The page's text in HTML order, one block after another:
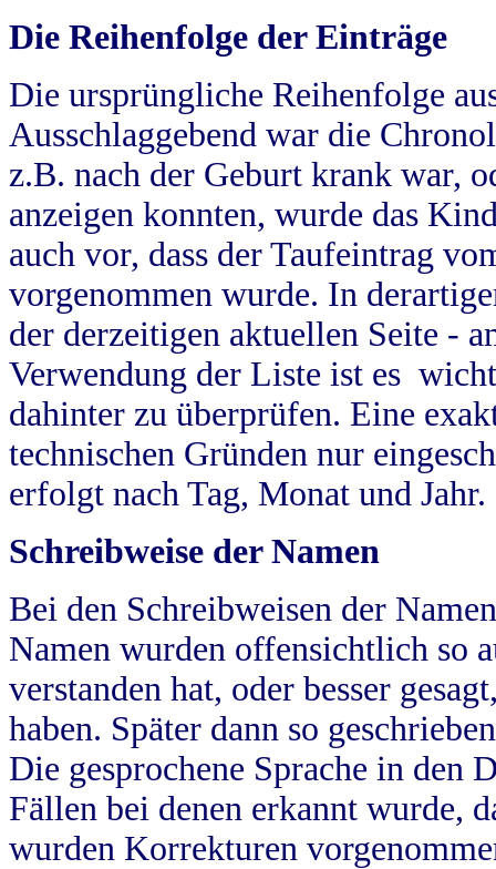
Die Reihenfolge der Einträge
Die ursprüngliche Reihenfolge
Ausschlaggebend war die
z.B. nach der Geburt krank war,
anzeigen konnten, wurde das
auch vor, dass der Taufeintrag
vorgenommen wurde. In
der derzeitigen aktuellen Seite -
Verwendung der Liste ist es
dahinter zu überprüfen. Eine
technischen Gründen nur
erfolgt nach Tag, Monat und Jahr.
Schreibweise der Namen
Bei den Schreibweisen der
Namen wurden offensichtlich so
verstanden hat, oder besser
haben. Später dann so
Die gesprochene Sprache in
Fällen bei denen erkannt wurde,
wurden Korrekturen